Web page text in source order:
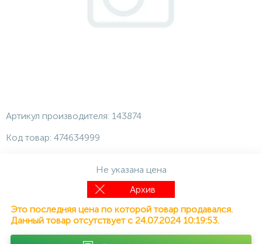
Артикул производителя: 143874
Код товар: 474634999
Не указана цена
Архив
Это последняя цена по которой товар продавался.
Данный товар отсутствует с 24.07.2024 10:19:53.